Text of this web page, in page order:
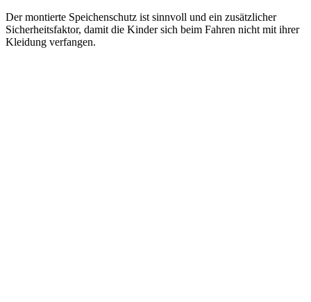
Der montierte Speichenschutz ist sinnvoll und ein zusätzlicher
Sicherheitsfaktor, damit die Kinder sich beim Fahren nicht mit ihrer
Kleidung verfangen.